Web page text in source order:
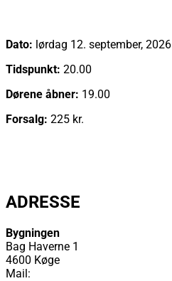
Dato: lørdag 12. september, 2026
Tidspunkt: 20.00
Dørene åbner: 19.00
Forsalg: 225 kr.
ADRESSE
Bygningen
Bag Haverne 1
4600 Køge
Mail: